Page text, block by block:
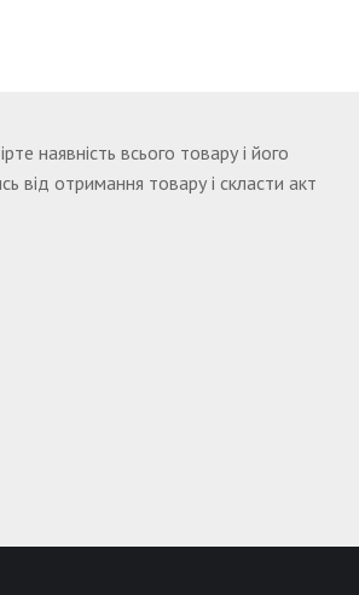
наявність всього товару і його
від отримання товару і скласти акт